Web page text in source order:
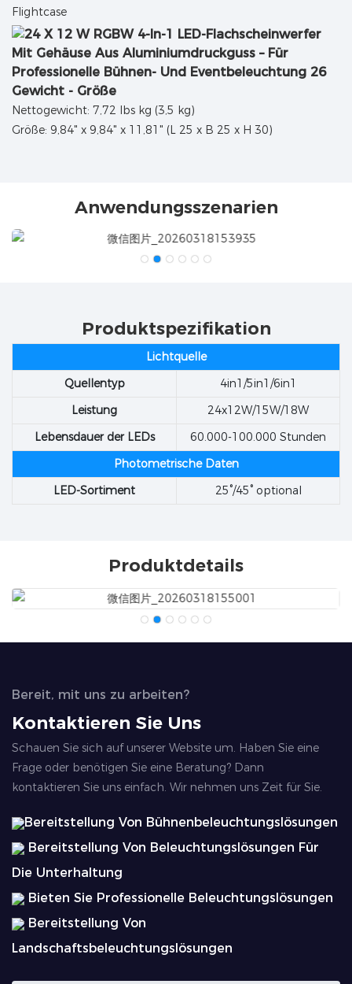
Flightcase
Gewicht - Größe
Nettogewicht: 7,72 lbs kg (3,5 kg)
Größe: 9,84" x 9,84" x 11,81" (L 25 x B 25 x H 30)
Anwendungsszenarien
Produktspezifikation
Lichtquelle
Quellentyp
4in1/5in1/6in1
Leistung
24x12W/15W/18W
Lebensdauer der LEDs
60.000-100.000 Stunden
Photometrische Daten
LED-Sortiment
25°/45° optional
Produktdetails
Bereit, mit uns zu arbeiten?
Kontaktieren Sie Uns
Schauen Sie sich auf unserer Website um. Haben Sie eine
Frage oder benötigen Sie eine Beratung? Dann
kontaktieren Sie uns einfach. Wir nehmen uns Zeit für Sie.
Bereitstellung Von Bühnenbeleuchtungslösungen
Bereitstellung Von Beleuchtungslösungen Für
Die Unterhaltung
Bieten Sie Professionelle Beleuchtungslösungen
Bereitstellung Von
Landschaftsbeleuchtungslösungen